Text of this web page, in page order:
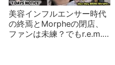
美容インフルエンサー時代
の終焉とMorpheの閉店、
ファンは未練？でもr.e.m.